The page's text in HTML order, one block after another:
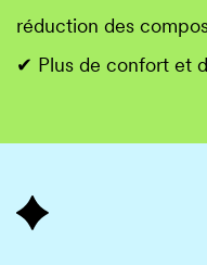
réduction des
✔ Plus de confort et